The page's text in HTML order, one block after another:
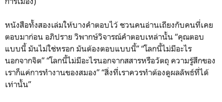
หนังสือทั้งสองเล่มให้บางคำตอบไว้ ชวนคนอ่านเถียงกับคนที่เคย
ตอบมาก่อน อภิปราย วิพากษ์วิจารณ์คำตอบเหล่านั้น “คุณตอบ
แบบนี้ มันไม่ใช่หรอก มันต้องตอบแบบนี้” “โลกนี้ไม่มีอะไร
นอกจากจิต” “โลกนี้ไม่มีอะไรนอกจากสสารหรือวัตถุ ความรู้สึกของ
เราก็แค่การทำงานของสมอง” “สิ่งที่เราควรทำต้องดูผลลัพธ์ที่ได้
เท่านั้น”